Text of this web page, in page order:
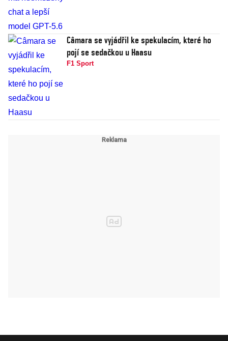
Câmara se vyjádřil ke spekulacím, které ho
pojí se sedačkou u Haasu
F1 Sport